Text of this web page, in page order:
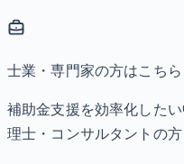
士業・専門家の方はこちら
補助金支援を効率化した
理士・コンサルタントの方